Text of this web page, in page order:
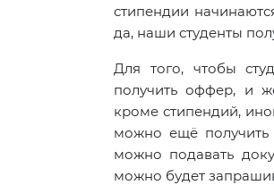
стипендии
да, наши студенты
Для того, чтобы
получить оффер, и
кроме стипендий,
можно ещё получить
можно подавать
можно будет